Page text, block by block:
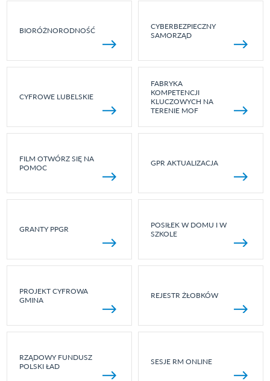
BIORÓŻNORODNOŚĆ
CYBERBEZPIECZNY
SAMORZĄD
CYFROWE LUBELSKIE
FABRYKA
KOMPETENCJI
KLUCZOWYCH NA
TERENIE MOF
FILM OTWÓRZ SIĘ NA
POMOC
GPR AKTUALIZACJA
GRANTY PPGR
POSIŁEK W DOMU I W
SZKOLE
PROJEKT CYFROWA
GMINA
REJESTR ŻŁOBKÓW
RZĄDOWY FUNDUSZ
POLSKI ŁAD
SESJE RM ONLINE